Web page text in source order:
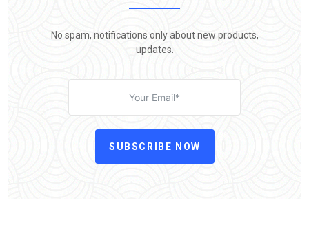
No spam, notifications only about new products,
updates.
SUBSCRIBE NOW